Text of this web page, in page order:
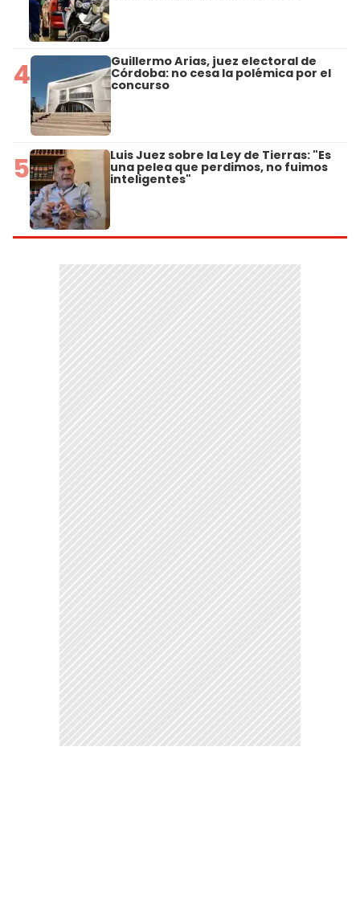
4 Guillermo Arias, juez electoral de
Córdoba: no cesa la polémica por el
concurso
5 Luis Juez sobre la Ley de Tierras: "Es
una pelea que perdimos, no fuimos
inteligentes"